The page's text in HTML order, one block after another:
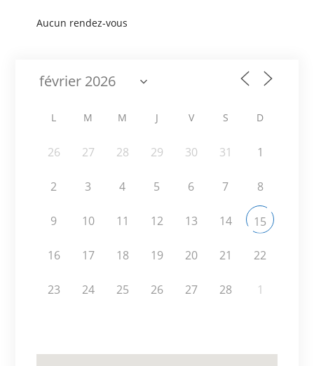
Aucun rendez-vous
L M M J V S D
26 27 28 29 30 31 1
2 3 4 5 6 7 8
9 10 11 12 13 14 15
16 17 18 19 20 21 22
23 24 25 26 27 28 1